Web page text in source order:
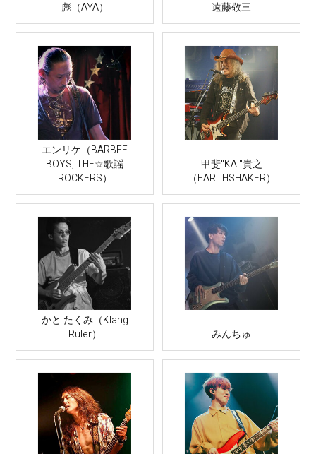
彪（AYA） 遠藤敬三
エンリケ（BARBEE
BOYS, THE☆歌謡
ROCKERS）
甲斐"KAI"貴之
（EARTHSHAKER）
かと たくみ（Klang
Ruler）
みんちゅ